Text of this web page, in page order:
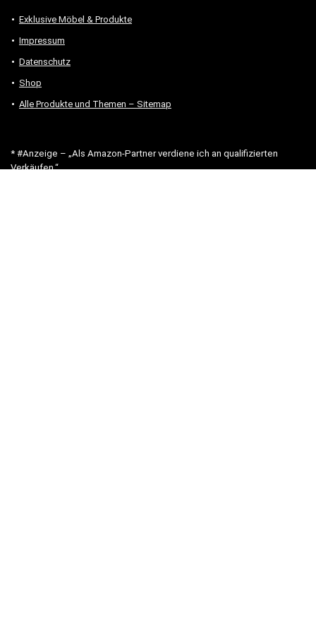
Exklusive Möbel & Produkte
Impressum
Datenschutz
Shop
Alle Produkte und Themen – Sitemap
* #Anzeige – „Als Amazon-Partner verdiene ich an qualifizierten
Verkäufen.“